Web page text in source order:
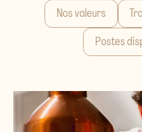
Nos valeurs
Postes